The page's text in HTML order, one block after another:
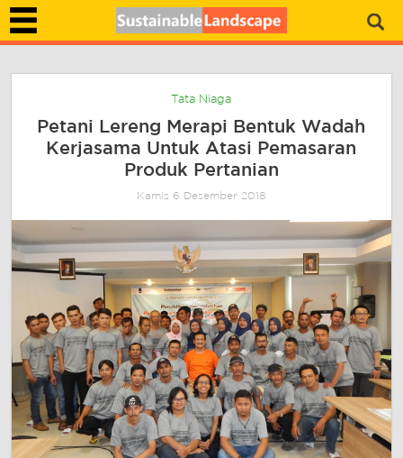
Tata Niaga
Petani Lereng Merapi Bentuk Wadah
Kerjasama Untuk Atasi Pemasaran
Produk Pertanian
Kamis 6 Desember 2018